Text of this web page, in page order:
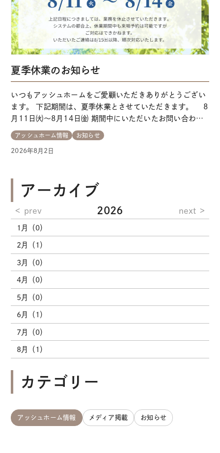
夏季休業のお知らせ
いつもアッシュホームをご愛顧いただきありがとうござい
ます。 下記期間は、夏季休業とさせていただきます。 8
月11日㈫～8月14日㈮ 期間中にいただいたお問い合わせ
は、8月15日㈯以降に順次対応いたします。 システムの都
合上、休業期間中も来場予約は可能ですが、ご対応はでき
かねます。 ご不便をおかけいたいますが、ご理解のほどよ
2026年8月2日
アッシュホーム情報 お知らせ
アーカイブ
prev 2026 next
1月（0）
2月（1）
3月（0）
4月（0）
5月（0）
6月（1）
7月（0）
8月（1）
カテゴリー
アッシュホーム情報 メディア掲載 お知らせ